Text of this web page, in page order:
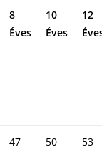
8
Éves
10
Éves
12
47 50 53